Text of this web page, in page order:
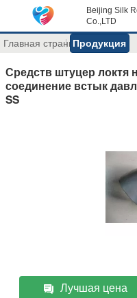
Beijing Silk
Co.,LTD
Главная страницаПродукция
Средств штуцер локтя
соединение встык
SS
Лучшая цена